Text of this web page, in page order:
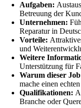
Aufgaben:
Betreuung der
Unternehmen:
Reparatur in
Vorteile:
und
Weitere
Unterstützung für
Warum dieser
mache einen
Qualifikationen:
Branche oder